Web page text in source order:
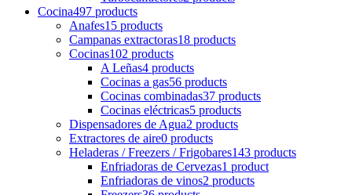
Cocina497 products
Anafes15 products
Campanas extractoras18 products
Cocinas102 products
A Leñas4 products
Cocinas a gas56 products
Cocinas combinadas37 products
Cocinas eléctricas5 products
Dispensadores de Agua2 products
Extractores de aire0 products
Heladeras / Freezers / Frigobares143 products
Enfriadoras de Cervezas1 product
Enfriadoras de vinos2 products